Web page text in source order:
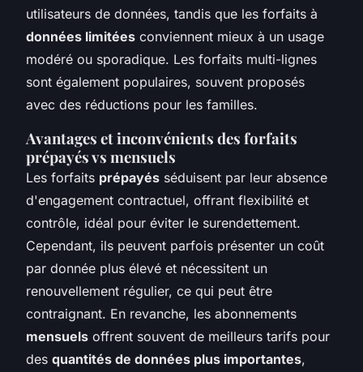
utilisateurs de données, tandis que les forfaits à
données limitées conviennent mieux à un usage
modéré ou sporadique. Les forfaits multi-lignes
sont également populaires, souvent proposés
avec des réductions pour les familles.
Avantages et inconvénients des forfaits
prépayés vs mensuels
Les forfaits prépayés séduisent par leur absence
d'engagement contractuel, offrant flexibilité et
contrôle, idéal pour éviter le surendettement.
Cependant, ils peuvent parfois présenter un coût
par donnée plus élevé et nécessitent un
renouvellement régulier, ce qui peut être
contraignant. En revanche, les abonnements
mensuels offrent souvent de meilleurs tarifs pour
des quantités de données plus importantes,